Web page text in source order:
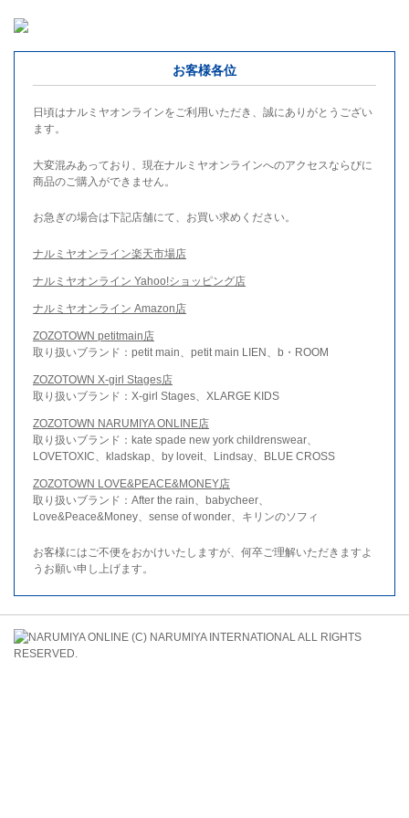
お客様各位
日頃はナルミヤオンラインをご利用いただき、誠にありがとうござい
ます。
大変混みあっており、現在ナルミヤオンラインへのアクセスならびに
商品のご購入ができません。
お急ぎの場合は下記店舗にて、お買い求めください。
ナルミヤオンライン楽天市場店
ナルミヤオンライン Yahoo!ショッピング店
ナルミヤオンライン Amazon店
ZOZOTOWN petitmain店
取り扱いブランド：petit main、petit main LIEN、b・ROOM
ZOZOTOWN X-girl Stages店
取り扱いブランド：X-girl Stages、XLARGE KIDS
ZOZOTOWN NARUMIYA ONLINE店
取り扱いブランド：kate spade new york childrenswear、
LOVETOXIC、kladskap、by loveit、Lindsay、BLUE CROSS
ZOZOTOWN LOVE&PEACE&MONEY店
取り扱いブランド：After the rain、babycheer、
Love&Peace&Money、sense of wonder、キリンのソフィ
お客様にはご不便をおかけいたしますが、何卒ご理解いただきますよ
うお願い申し上げます。